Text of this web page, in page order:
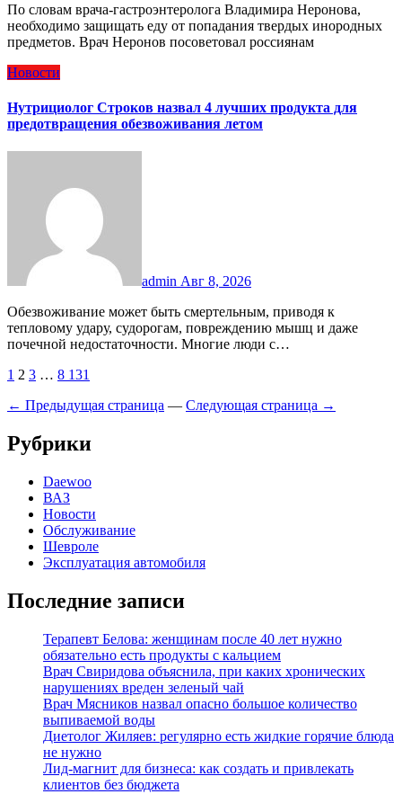
По словам врача-гастроэнтеролога Владимира Неронова,
необходимо защищать еду от попадания твердых инородных
предметов. Врач Неронов посоветовал россиянам
Новости
Нутрициолог Строков назвал 4 лучших продукта для
предотвращения обезвоживания летом
admin Авг 8, 2026
Обезвоживание может быть смертельным, приводя к
тепловому удару, судорогам, повреждению мышц и даже
почечной недостаточности. Многие люди с…
Пагинация
записей
1 2 3 … 8 131
← Предыдущая страница — Следующая страница →
Рубрики
Daewoo
ВАЗ
Новости
Обслуживание
Шевроле
Эксплуатация автомобиля
Последние записи
Терапевт Белова: женщинам после 40 лет нужно
обязательно есть продукты с кальцием
Врач Свиридова объяснила, при каких хронических
нарушениях вреден зеленый чай
Врач Мясников назвал опасно большое количество
выпиваемой воды
Диетолог Жиляев: регулярно есть жидкие горячие блюда
не нужно
Лид-магнит для бизнеса: как создать и привлекать
клиентов без бюджета